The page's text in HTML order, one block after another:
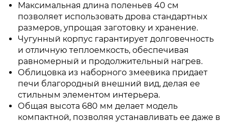
Максимальная длина поленьев 40 см
позволяет использовать дрова стандартных
размеров, упрощая заготовку и хранение.
Чугунный корпус гарантирует долговечность
и отличную теплоемкость, обеспечивая
равномерный и продолжительный нагрев.
Облицовка из наборного змеевика придает
печи благородный внешний вид, делая ее
стильным элементом интерьера.
Общая высота 680 мм делает модель
компактной, позволяя устанавливать ее даже в